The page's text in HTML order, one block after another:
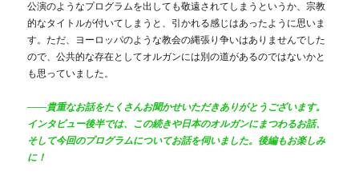
公演のようなプログラムを出しても敬遠されてしまうというか、宗教
的なタイトルが付いてしまうと、引かれる感じはあったように思いま
す。ただ、ヨーロッパのような教会の縄張り争いはありませんでした
ので、公共的な存在としてオルガンには別の道があるのではないかと
も思っていました。
――貴重なお話をたくさんお聞かせいただきありがとうございます。
インタビュー後半では、この続きや日本のオルガンにまつわるお話、
そして今回のプログラムについてお話を伺いました。後編もお楽しみ
に！